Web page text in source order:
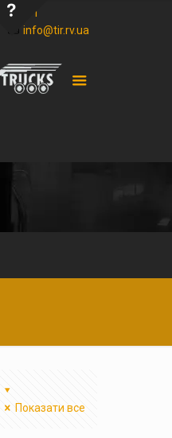
32-81
info@tir.rv.ua
Показати все